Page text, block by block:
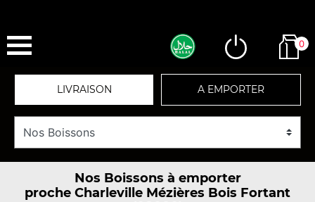
0
LIVRAISON A EMPORTER
Nos Boissons à emporter
proche Charleville Mézières Bois Fortant